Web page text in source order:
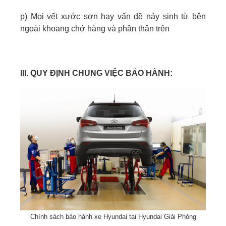
p) Mọi vết xước sơn hay vấn đề nảy sinh từ bên
ngoài khoang chở hàng và phần thân trên
III. QUY ĐỊNH CHUNG VIỆC BẢO HÀNH:
Chính sách bảo hành xe Hyundai tại Hyundai Giải Phóng